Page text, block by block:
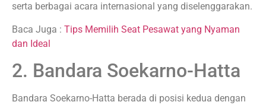
serta berbagai acara internasional yang diselenggarakan.
Baca Juga : Tips Memilih Seat Pesawat yang Nyaman
dan Ideal
2. Bandara Soekarno-Hatta
Bandara Soekarno-Hatta berada di posisi kedua dengan